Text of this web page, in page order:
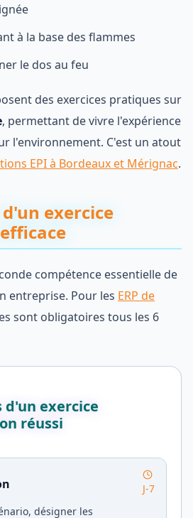
à la base des flammes
le dos au feu
des exercices pratiques sur
, permettant de vivre l'expérience
l'environnement. C'est un atout
EPI à Bordeaux et Mérignac.
exercice
compétence essentielle de
entreprise. Pour les ERP de
sont obligatoires tous les 6
d'un exercice
réussi
J-7
désigner les